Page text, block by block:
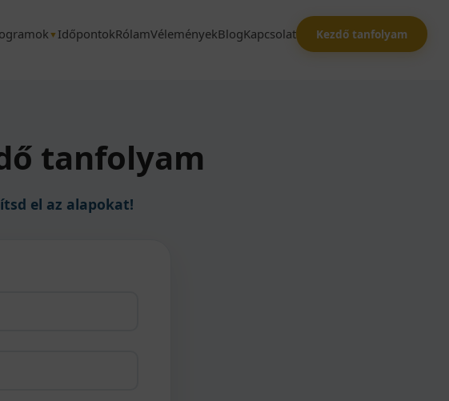
▼ IdőpontokRólamVéleményekBlogKapcsolat Kezdő tanfolyam
tanfolyam
el az alapokat!